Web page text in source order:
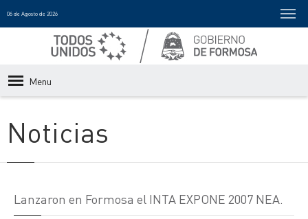
06 de Agosto de 2026
Menu
Noticias
Lanzaron en Formosa el INTA EXPONE 2007 NEA.